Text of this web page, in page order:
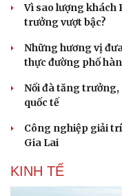
Vì sao lượng khách
trưởng vượt bậc?
Những hương vị
thực đường phố
Nối đà tăng
quốc tế
Công nghiệp giải
Gia Lai
KINH TẾ